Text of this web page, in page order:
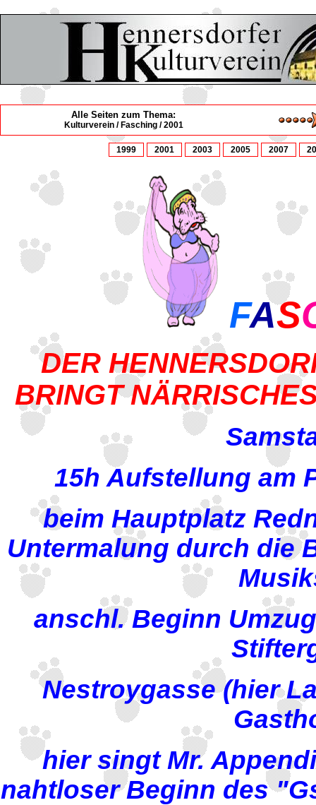
Alle Seiten zum Thema:
Kulturverein / Fasching / 2001
1999 2001 2003 2005 2007
FAS
DER
BRINGT
15h Aufstellung am
beim Hauptplatz
Untermalung durch die
anschl. Beginn
Nestroygasse (hier
hier singt Mr.
nahtloser Beginn des